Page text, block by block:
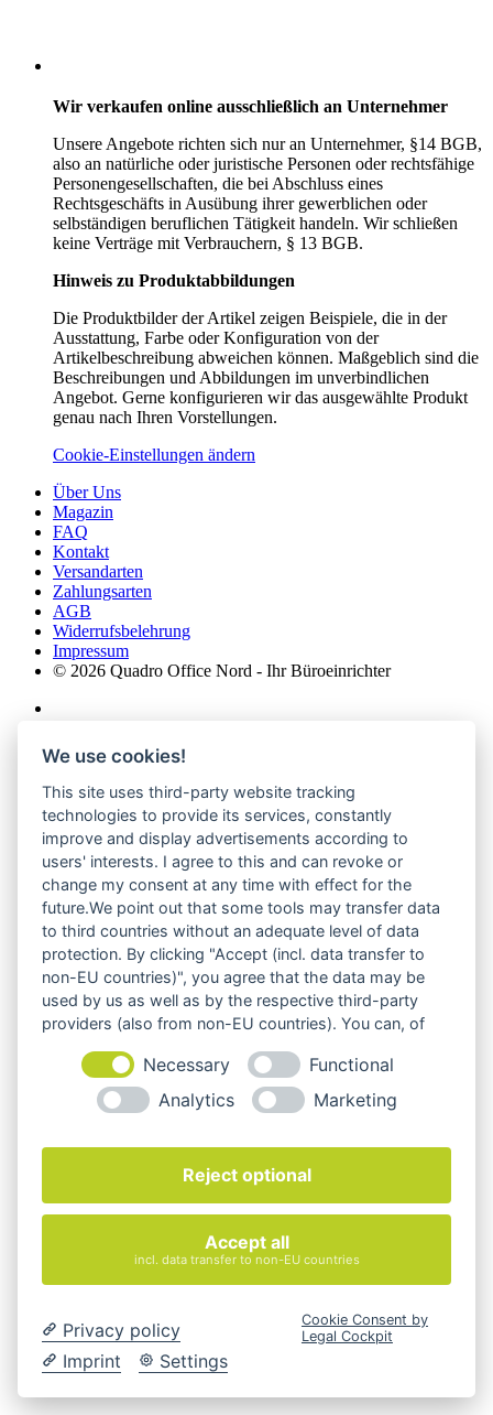
Wir verkaufen online ausschließlich an Unternehmer
Unsere Angebote richten sich nur an Unternehmer, §14 BGB,
also an natürliche oder juristische Personen oder rechtsfähige
Personengesellschaften, die bei Abschluss eines
Rechtsgeschäfts in Ausübung ihrer gewerblichen oder
selbständigen beruflichen Tätigkeit handeln. Wir schließen
keine Verträge mit Verbrauchern, § 13 BGB.
Hinweis zu Produktabbildungen
Die Produktbilder der Artikel zeigen Beispiele, die in der
Ausstattung, Farbe oder Konfiguration von der
Artikelbeschreibung abweichen können. Maßgeblich sind die
Beschreibungen und Abbildungen im unverbindlichen
Angebot. Gerne konfigurieren wir das ausgewählte Produkt
genau nach Ihren Vorstellungen.
Cookie-Einstellungen ändern
Über Uns
Magazin
FAQ
Kontakt
Versandarten
Zahlungsarten
AGB
Widerrufsbelehrung
Impressum
© 2026 Quadro Office Nord - Ihr Büroeinrichter
Startseite
Shop
We use cookies!
This site uses third-party website tracking
technologies to provide its services, constantly
improve and display advertisements according to
users' interests. I agree to this and can revoke or
change my consent at any time with effect for the
future.We point out that some tools may transfer data
to third countries without an adequate level of data
protection. By clicking "Accept (incl. data transfer to
non-EU countries)", you agree that the data may be
used by us as well as by the respective third-party
providers (also from non-EU countries). You can, of
Necessary
Functional
Analytics
Marketing
Reject optional
Accept all
incl. data transfer to non-EU countries
Privacy policy
Imprint
Settings
Cookie Consent by
Legal Cockpit